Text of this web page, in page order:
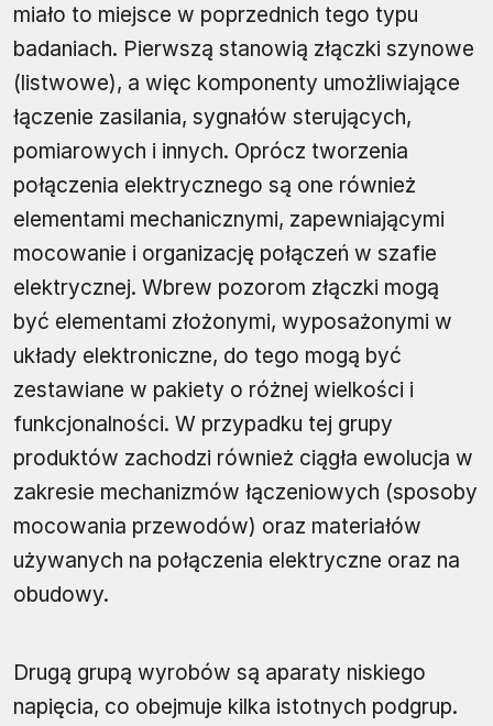
miało to miejsce w poprzednich tego typu
badaniach. Pierwszą stanowią złączki szynowe
(listwowe), a więc komponenty umożliwiające
łączenie zasilania, sygnałów sterujących,
pomiarowych i innych. Oprócz tworzenia
połączenia elektrycznego są one również
elementami mechanicznymi, zapewniającymi
mocowanie i organizację połączeń w szafie
elektrycznej. Wbrew pozorom złączki mogą
być elementami złożonymi, wyposażonymi w
układy elektroniczne, do tego mogą być
zestawiane w pakiety o różnej wielkości i
funkcjonalności. W przypadku tej grupy
produktów zachodzi również ciągła ewolucja w
zakresie mechanizmów łączeniowych (sposoby
mocowania przewodów) oraz materiałów
używanych na połączenia elektryczne oraz na
obudowy.
Drugą grupą wyrobów są aparaty niskiego
napięcia, co obejmuje kilka istotnych podgrup.